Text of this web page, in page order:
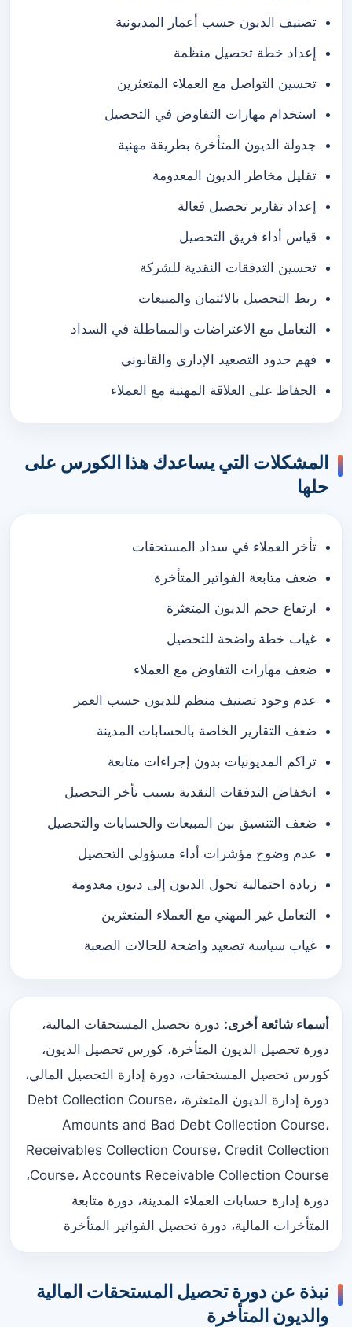
تصنيف الديون حسب أعمار المديونية
إعداد خطة تحصيل منظمة
تحسين التواصل مع العملاء المتعثرين
استخدام مهارات التفاوض في التحصيل
جدولة الديون المتأخرة بطريقة مهنية
تقليل مخاطر الديون المعدومة
إعداد تقارير تحصيل فعالة
قياس أداء فريق التحصيل
تحسين التدفقات النقدية للشركة
ربط التحصيل بالائتمان والمبيعات
التعامل مع الاعتراضات والمماطلة في السداد
فهم حدود التصعيد الإداري والقانوني
الحفاظ على العلاقة المهنية مع العملاء
المشكلات التي يساعدك هذا الكورس على
حلها
تأخر العملاء في سداد المستحقات
ضعف متابعة الفواتير المتأخرة
ارتفاع حجم الديون المتعثرة
غياب خطة واضحة للتحصيل
ضعف مهارات التفاوض مع العملاء
عدم وجود تصنيف منظم للديون حسب العمر
ضعف التقارير الخاصة بالحسابات المدينة
تراكم المديونيات بدون إجراءات متابعة
انخفاض التدفقات النقدية بسبب تأخر التحصيل
ضعف التنسيق بين المبيعات والحسابات والتحصيل
عدم وضوح مؤشرات أداء مسؤولي التحصيل
زيادة احتمالية تحول الديون إلى ديون معدومة
التعامل غير المهني مع العملاء المتعثرين
غياب سياسة تصعيد واضحة للحالات الصعبة
أسماء شائعة أخرى: دورة تحصيل المستحقات المالية،
دورة تحصيل الديون المتأخرة، كورس تحصيل الديون،
كورس تحصيل المستحقات، دورة إدارة التحصيل المالي،
دورة إدارة الديون المتعثرة، Debt Collection Course،
Amounts and Bad Debt Collection Course،
Receivables Collection Course، Credit Collection
Course، Accounts Receivable Collection Course،
دورة إدارة حسابات العملاء المدينة، دورة متابعة
المتأخرات المالية، دورة تحصيل الفواتير المتأخرة
نبذة عن دورة تحصيل المستحقات المالية
والديون المتأخرة